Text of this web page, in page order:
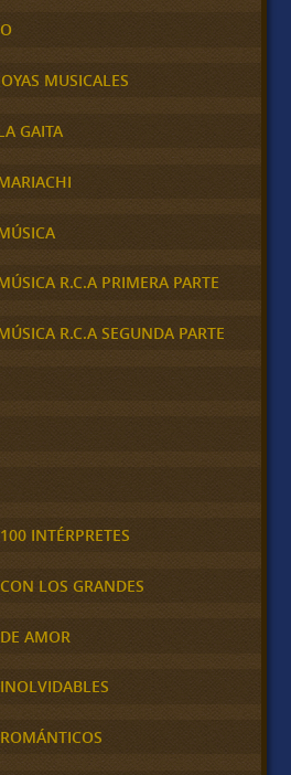
MUSICALES
GAITA
R.C.A PRIMERA PARTE
R.C.A SEGUNDA PARTE
INTÉRPRETES
LOS GRANDES
AMOR